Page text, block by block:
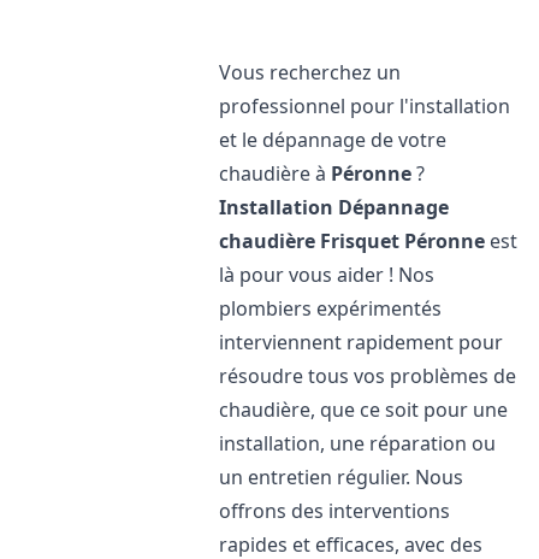
Vous recherchez un
professionnel pour l'installation
et le dépannage de votre
chaudière à Péronne?
Installation Dépannage
chaudière Frisquet Péronne est
là pour vous aider ! Nos
plombiers expérimentés
interviennent rapidement pour
résoudre tous vos problèmes de
chaudière, que ce soit pour une
installation, une réparation ou
un entretien régulier. Nous
offrons des interventions
rapides et efficaces, avec des